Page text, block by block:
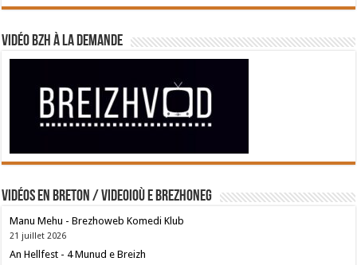
Vidéo BZH à la demande
Vidéos en breton / Videoioù e brezhoneg
Manu Mehu - Brezhoweb Komedi Klub
21 juillet 2026
An Hellfest - 4 Munud e Breizh